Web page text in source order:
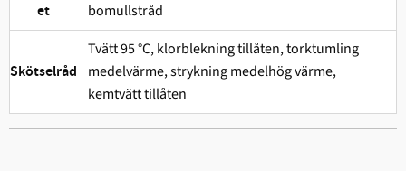
et
bomullstråd
Skötselråd
Tvätt 95 °C, klorblekning tillåten, torktumling
medelvärme, strykning medelhög värme,
kemtvätt tillåten